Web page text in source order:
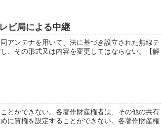
ビ局による中継
アンテナを用いて、法に基づき設立された無線テ
、その形式又は内容を変更してはならない。【解
とができない。各著作財産権者は、その他の共有
に質権を設定することができない。各著作財産権